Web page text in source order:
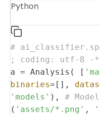
Python
#
; coding: utf-8 -
a = Analysis(
[
binaries=[], datas
'models' ), #
( 'assets/*.png' ,